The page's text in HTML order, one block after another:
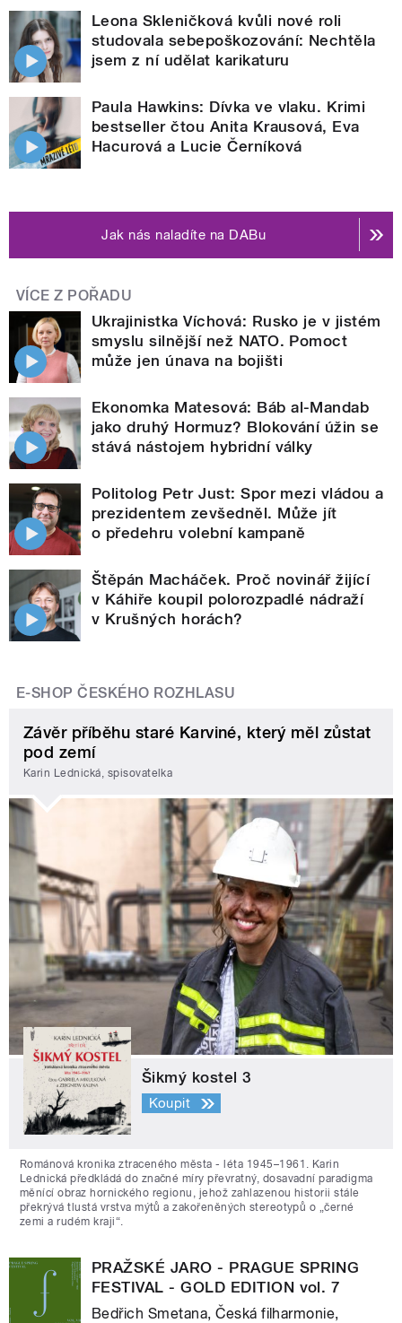
Leona Skleničková kvůli nové roli
studovala sebepoškozování: Nechtěla
jsem z ní udělat karikaturu
Paula Hawkins: Dívka ve vlaku. Krimi
bestseller čtou Anita Krausová, Eva
Hacurová a Lucie Černíková
Jak nás naladíte na DABu
VÍCE Z POŘADU
Ukrajinistka Víchová: Rusko je v jistém
smyslu silnější než NATO. Pomoct
může jen únava na bojišti
Ekonomka Matesová: Báb al-Mandab
jako druhý Hormuz? Blokování úžin se
stává nástojem hybridní války
Politolog Petr Just: Spor mezi vládou a
prezidentem zevšedněl. Může jít
o předehru volební kampaně
Štěpán Macháček. Proč novinář žijící
v Káhiře koupil polorozpadlé nádraží
v Krušných horách?
E-SHOP ČESKÉHO ROZHLASU
Závěr příběhu staré Karviné, který měl zůstat
pod zemí
Karin Lednická, spisovatelka
Šikmý kostel 3
Koupit
Románová kronika ztraceného města - léta 1945–1961. Karin
Lednická předkládá do značné míry převratný, dosavadní paradigma
měnící obraz hornického regionu, jehož zahlazenou historii stále
překrývá tlustá vrstva mýtů a zakořeněných stereotypů o „černé
zemi a rudém kraji“.
PRAŽSKÉ JARO - PRAGUE SPRING
FESTIVAL - GOLD EDITION vol. 7
Bedřich Smetana, Česká filharmonie,